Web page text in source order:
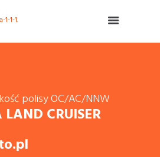
polisy OC/AC/NNW
CRUISER